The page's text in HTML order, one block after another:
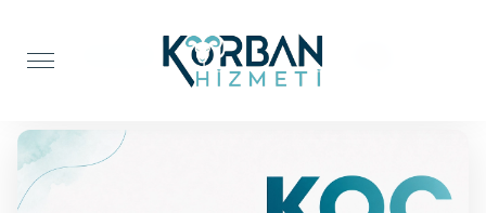
Şifa Kurbanı